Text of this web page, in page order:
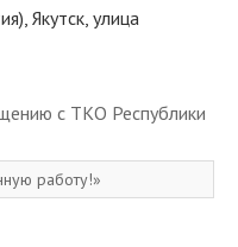
Якутск, улица
с ТКО Республики
работу!